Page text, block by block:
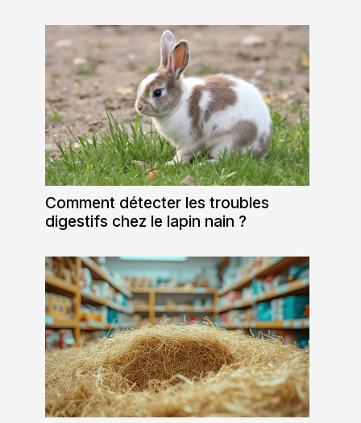
Comment détecter les troubles
digestifs chez le lapin nain ?